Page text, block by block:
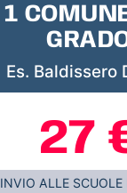
1
Es. Baldissero
27
INVIO ALLE